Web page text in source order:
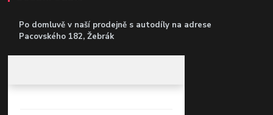
Po domluvě v naší prodejně s autodíly na adrese
Pacovského 182, Žebrák